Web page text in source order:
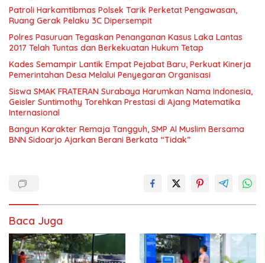
Patroli Harkamtibmas Polsek Tarik Perketat Pengawasan,
Ruang Gerak Pelaku 3C Dipersempit
Polres Pasuruan Tegaskan Penanganan Kasus Laka Lantas
2017 Telah Tuntas dan Berkekuatan Hukum Tetap
Kades Semampir Lantik Empat Pejabat Baru, Perkuat Kinerja
Pemerintahan Desa Melalui Penyegaran Organisasi
Siswa SMAK FRATERAN Surabaya Harumkan Nama Indonesia,
Geisler Suntimothy Torehkan Prestasi di Ajang Matematika
Internasional
Bangun Karakter Remaja Tangguh, SMP Al Muslim Bersama
BNN Sidoarjo Ajarkan Berani Berkata “Tidak”
Baca Juga